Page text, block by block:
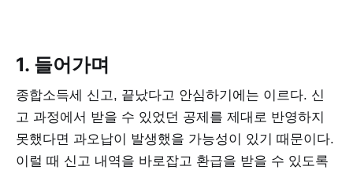
1. 들어가며
종합소득세 신고, 끝났다고 안심하기에는 이르다. 신
고 과정에서 받을 수 있었던 공제를 제대로 반영하지
못했다면 과오납이 발생했을 가능성이 있기 때문이다.
이럴 때 신고 내역을 바로잡고 환급을 받을 수 있도록